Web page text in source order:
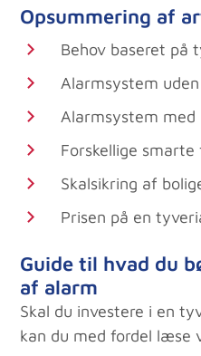
Opsummering af
Behov baseret på
Alarmsystem
Alarmsystem med
Forskellige
Skalsikring af
Prisen på en
Guide til hvad du
af alarm
Skal du investere i en
kan du med fordel læse